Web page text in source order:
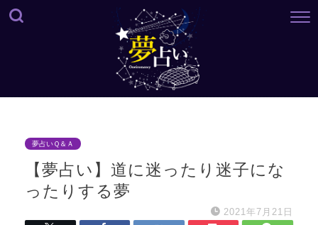
夢占いＱ＆Ａ
【夢占い】道に迷ったり迷子にな
ったりする夢
2021年7月21日